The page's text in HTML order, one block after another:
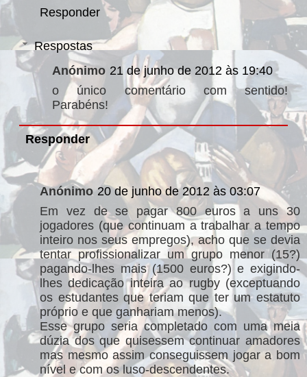
Responder
Respostas
Anónimo 21 de junho de 2012 às 19:40
o único comentário com sentido!
Parabéns!
Responder
Anónimo 20 de junho de 2012 às 03:07
Em vez de se pagar 800 euros a uns 30
jogadores (que continuam a trabalhar a tempo
inteiro nos seus empregos), acho que se devia
tentar profissionalizar um grupo menor (15?)
pagando-lhes mais (1500 euros?) e exigindo-
lhes dedicação inteira ao rugby (exceptuando
os estudantes que teriam que ter um estatuto
próprio e que ganhariam menos).
Esse grupo seria completado com uma meia
dúzia dos que quisessem continuar amadores
mas mesmo assim conseguissem jogar a bom
nível e com os luso-descendentes.